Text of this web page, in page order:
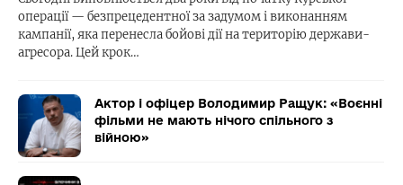
операції — безпрецедентної за задумом і виконанням
кампанії, яка перенесла бойові дії на територію держави-
агресора. Цей крок…
Актор і офіцер Володимир Ращук: «Воєнні
фільми не мають нічого спільного з
війною»